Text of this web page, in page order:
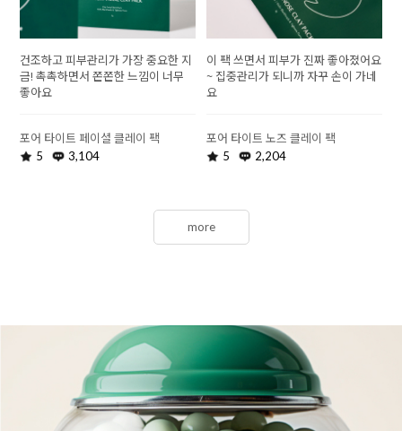
건조하고 피부관리가 가장 중요한 지
금! 촉촉하면서 쫀쫀한 느낌이 너무
좋아요
포어 타이트 페이셜 클레이 팩
5 3,104
이 팩 쓰면서 피부가 진짜 좋아졌어요
~ 집중관리가 되니까 자꾸 손이 가네
요
포어 타이트 노즈 클레이 팩
5 2,204
more